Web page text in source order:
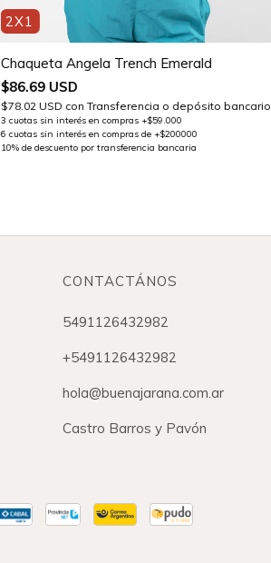
2X1
Chaqueta Angela Trench Emerald
$86.69 USD
$78.02 USD con Transferencia o depósito bancario
CONTACTÁNOS
5491126432982
+5491126432982
hola@buenajarana.com.ar
Castro Barros y Pavón